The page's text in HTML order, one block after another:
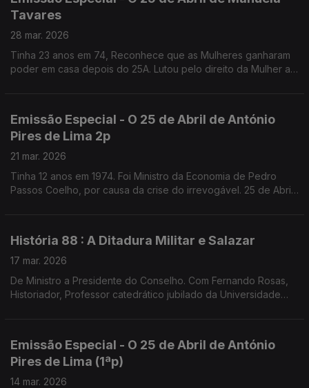
Tavares
28 mar. 2026
Tinha 23 anos em 74, Reconhece que as Mulheres ganharam
poder em casa depois do 25A. Lutou pelo direito da Mulher ao
Emissão Especial - O 25 de Abril de António
Pires de Lima 2p
21 mar. 2026
Tinha 12 anos em 1974. Foi Ministro da Economia de Pedro
Passos Coelho, por causa da crise do irrevogável. 25 de Abril
História 88 : A Ditadura Militar e Salazar
17 mar. 2026
De Ministro a Presidente do Conselho. Com Fernando Rosas,
Historiador, Professor catedrático jubilado da Universidade
Emissão Especial - O 25 de Abril de António
Pires de Lima (1ªp)
14 mar. 2026